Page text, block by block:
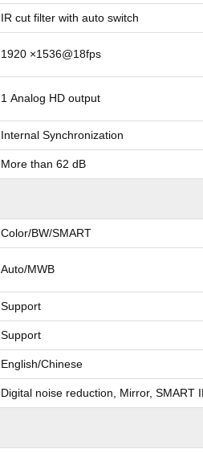
IR cut filter with auto switch
1920 ×1536@18fps
1 Analog HD output
Internal Synchronization
More than 62 dB
Color/BW/SMART
Auto/MWB
Support
Support
English/Chinese
Digital noise reduction, Mirror, SMART